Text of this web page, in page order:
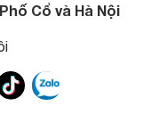
Cổ và Hà Nội